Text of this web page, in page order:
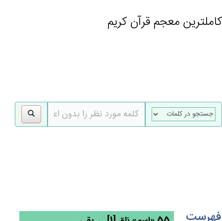
کاملترین معجم قرآن کریم